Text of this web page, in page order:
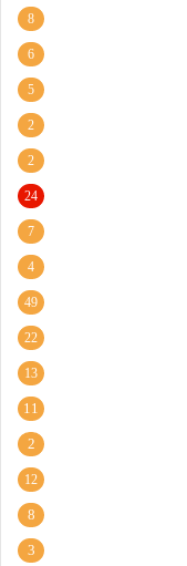
8
6
5
2
2
24
7
4
49
22
13
11
2
12
8
3